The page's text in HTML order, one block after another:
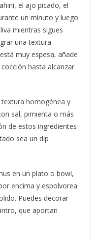
el ajo picado, el
un minuto y luego
mientras sigues
una textura
muy espesa, añade
hasta alcanzar
homogénea y
sal, pimienta o más
de estos ingredientes
sea un dip
en un plato o bowl,
encima y espolvorea
Puedes decorar
que aportan